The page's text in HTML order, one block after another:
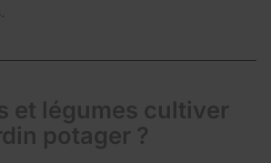
et légumes cultiver
potager ?